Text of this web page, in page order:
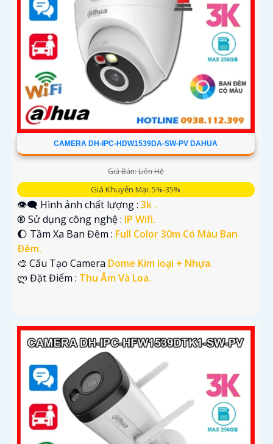
CAMERA DH-IPC-HDW1539DA-SW-PV DAHUA
Giá Bán: Liên Hệ
Giá Khuyến Mại: 5%-35%
👁️‍🗨 Hình ảnh chất lượng : 3k .
®️ Sử dụng công nghệ : IP Wifi.
🌔 Tầm Xa Ban Đêm : Full Color 30m Có Màu Ban
Ðêm.
🎨 Cấu Tạo Camera Dome Kim loại + Nhựa.
️ლ Đặt Điểm : Thu Âm Và Loa.